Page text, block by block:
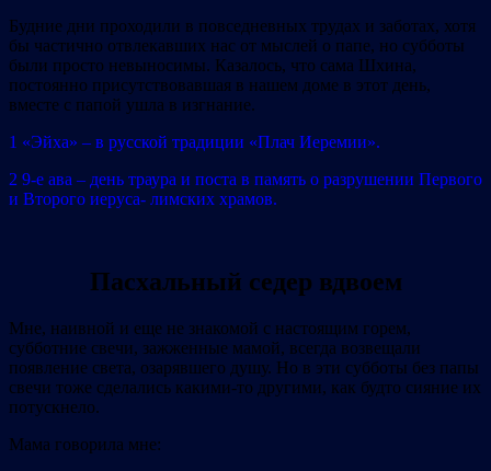
Будние дни проходили в повседневных трудах и заботах, хотя
бы частично отвлекавших нас от мыслей о папе, но субботы
были просто невыносимы. Казалось, что сама Шхина,
постоянно присутствовавшая в нашем доме в этот день,
вместе с папой ушла в изгнание.
1 «Эйха» – в русской традиции «Плач Иеремии».
2 9‐е ава – день траура и поста в память о разрушении Первого
и Второго иеруса‐ лимских храмов.
Пасхальный седер вдвоем
Мне, наивной и еще не знакомой с настоящим горем,
субботние свечи, зажженные мамой, всегда возвещали
появление света, озарявшего душу. Но в эти субботы без папы
свечи тоже сделались какими‐то другими, как будто сияние их
потускнело.
Мама говорила мне: